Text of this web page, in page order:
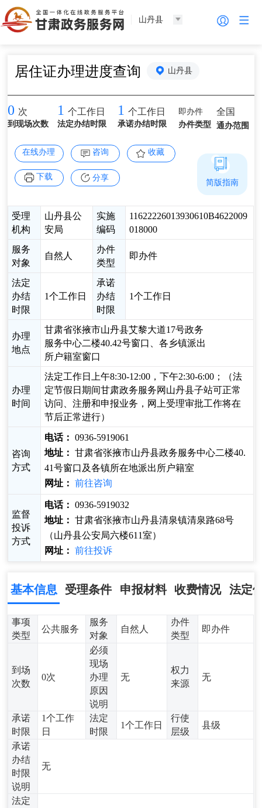
山丹县
居住证办理进度查询 山丹县
0 次
到现场次数
1 个工作日
法定办结时限
1 个工作日
承诺办结时限
即办件
办件类型
全国
通办范围
在线办理 咨询 收藏
下载 分享
受理
机构
山丹县公
安局
实施
编码
11622226013930610B4622009
018000
服务
对象
自然人
办件
类型
即办件
法定
办结
时限
1个工作日
承诺
办结
时限
1个工作日
办理
地点
甘肃省张掖市山丹县艾黎大道17号政务
服务中心二楼40.42号窗口、各乡镇派出
所户籍室窗口
办理
时间
法定工作日上午8:30-12:00，下午2:30-6:00；（法
定节假日期间甘肃政务服务网山丹县子站可正常
访问、注册和申报业务，网上受理审批工作将在
节后正常进行）
咨询
方式
电话： 0936-5919061
地址： 甘肃省张掖市山丹县政务服务中心二楼40.
41号窗口及各镇所在地派出所户籍室
网址： 前往咨询
监督
投诉
方式
电话： 0936-5919032
地址： 甘肃省张掖市山丹县清泉镇清泉路68号
（山丹县公安局六楼611室）
网址： 前往投诉
简版指南
基本信息 受理条件 申报材料 收费情况 法定
事项
类型
公共服务
服务
对象
自然人
办件
类型
即办件
到场
次数
0次
必须
现场
办理
原因
说明
无
权力
来源
无
承诺
时限
1个工作
日
法定
时限
1个工作日
行使
层级
县级
承诺
办结
时限
说明
无
法定